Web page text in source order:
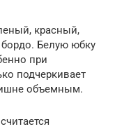
красный,
Белую юбку
при
подчеркивает
объемным.